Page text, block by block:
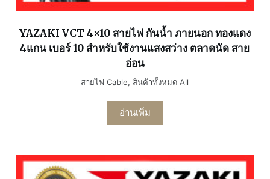
YAZAKI VCT 4×10 สายไฟ กันน้ำ ภายนอก ทองแดง
4แกน เบอร์ 10 สำหรับใช้งานแสงสว่าง ตลาดนัด สาย
อ่อน
สายไฟ Cable, สินค้าทั้งหมด All
อ่านเพิ่ม